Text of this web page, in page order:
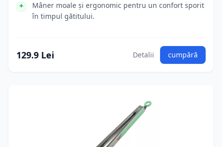
Mâner moale și ergonomic pentru un confort sporit
în timpul gătitului.
129.9 Lei Detalii cumpără